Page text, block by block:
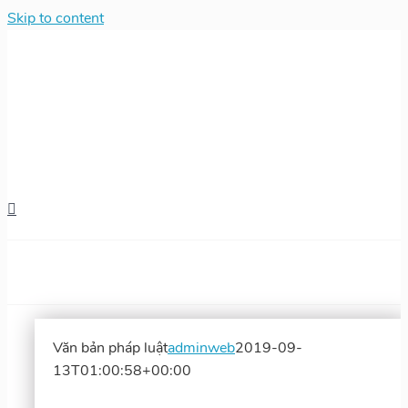
Skip to content
Văn bản pháp luậtadminweb2019-09-
13T01:00:58+00:00